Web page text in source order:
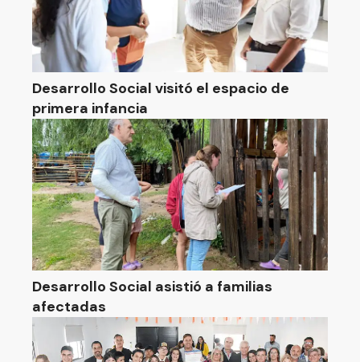
Desarrollo Social visitó el espacio de
primera infancia
Desarrollo Social asistió a familias
afectadas